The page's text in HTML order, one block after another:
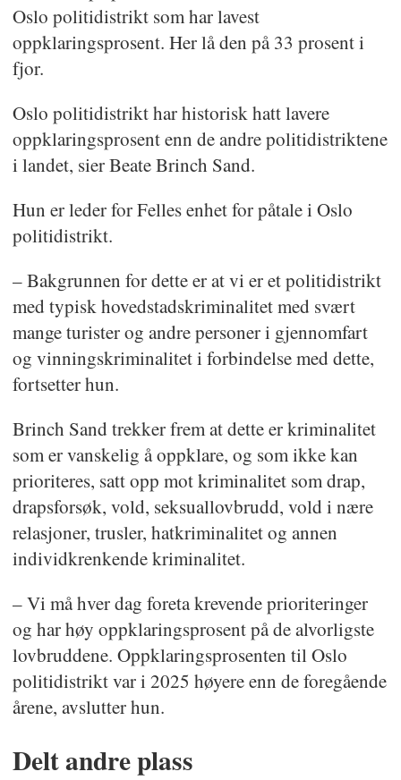
Oslo politidistrikt som har lavest
oppklaringsprosent. Her lå den på 33 prosent i
fjor.
Oslo politidistrikt har historisk hatt lavere
oppklaringsprosent enn de andre politidistriktene
i landet, sier Beate Brinch Sand.
Hun er leder for Felles enhet for påtale i Oslo
politidistrikt.
– Bakgrunnen for dette er at vi er et politidistrikt
med typisk hovedstadskriminalitet med svært
mange turister og andre personer i gjennomfart
og vinningskriminalitet i forbindelse med dette,
fortsetter hun.
Brinch Sand trekker frem at dette er kriminalitet
som er vanskelig å oppklare, og som ikke kan
prioriteres, satt opp mot kriminalitet som drap,
drapsforsøk, vold, seksuallovbrudd, vold i nære
relasjoner, trusler, hatkriminalitet og annen
individkrenkende kriminalitet.
– Vi må hver dag foreta krevende prioriteringer
og har høy oppklaringsprosent på de alvorligste
lovbruddene. Oppklaringsprosenten til Oslo
politidistrikt var i 2025 høyere enn de foregående
årene, avslutter hun.
Delt andre plass